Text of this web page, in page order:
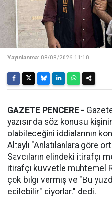
Yayınlanma: 08/08/2026 11:10
GAZETE PENCERE -
yazısında söz konusu
olabileceğini iddialarının
Altaylı "Anlatılanlara göre
Savcıların elindeki itirafçı
itirafçı kuvvetle muhtemel
çok bilgi vermiş ve "Bu
edilebilir" diyorlar." dedi.